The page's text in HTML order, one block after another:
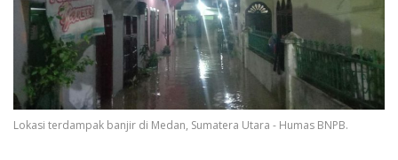
Lokasi terdampak banjir di Medan, Sumatera Utara - Humas BNPB.